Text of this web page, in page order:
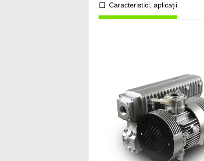
Caracteristici, aplicații